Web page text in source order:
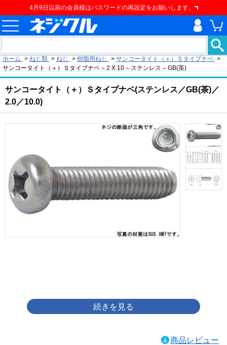
4月9日以前の会員様はパスワードの再設定をお願いします。
ホーム > ねじ類 > ねじ > 樹脂用ねじ > サンコータイト（＋）Ｓタイプナベ >
サンコータイト（＋）Ｓタイプナベ – 2 X 10 – ステンレス – GB(茶)
サンコータイト（＋）Ｓタイプナベ(ステンレス／GB(茶)／
2.0／10.0)
商品レビュー